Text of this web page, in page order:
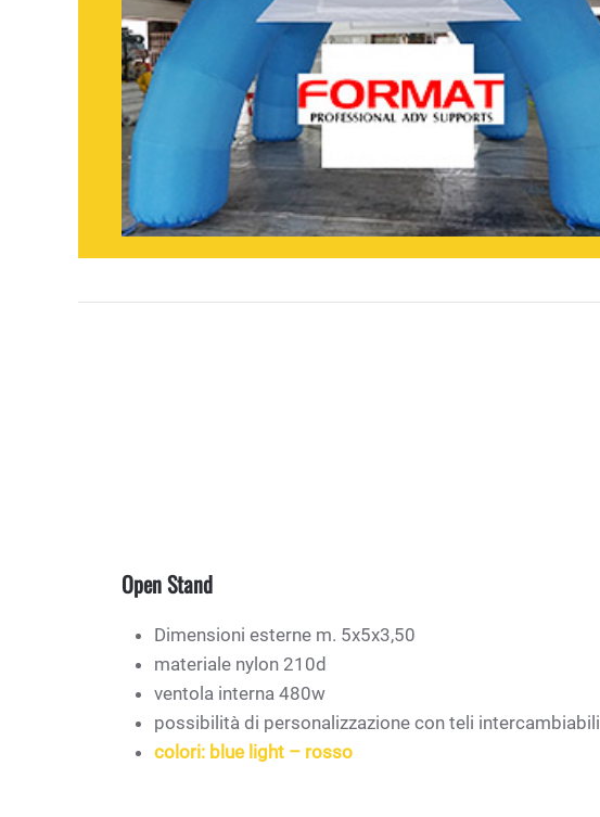
Open Stand
Dimensioni esterne m. 5x5x3,50
materiale nylon 210d
ventola interna 480w
possibilità di personalizzazione con teli intercambiabili
colori: blue light – rosso